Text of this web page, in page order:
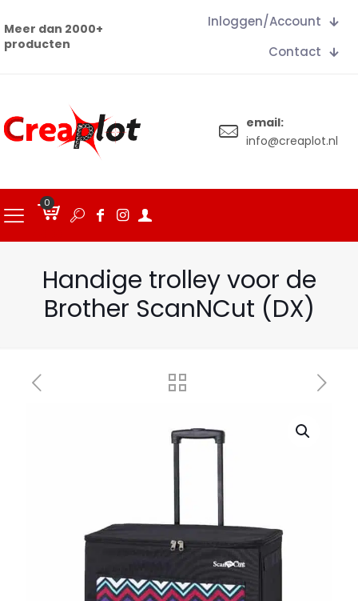
Meer dan 2000+
producten
Inloggen/Account
Contact
email:
info@creaplot.nl
0
Handige trolley voor de
Brother ScanNCut (DX)